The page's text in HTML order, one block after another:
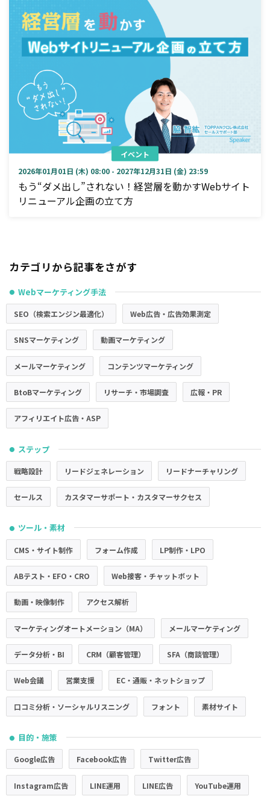
イベント
2026年01月01日 (木) 08:00 - 2027年12月31日 (金) 23:59
もう“ダメ出し”されない！経営層を動かすWebサイト
リニューアル企画の立て方
カテゴリから記事をさがす
● Webマーケティング手法
SEO（検索エンジン最適化） Web広告・広告効果測定
SNSマーケティング 動画マーケティング
メールマーケティング コンテンツマーケティング
BtoBマーケティング リサーチ・市場調査 広報・PR
アフィリエイト広告・ASP
● ステップ
戦略設計 リードジェネレーション リードナーチャリング
セールス カスタマーサポート・カスタマーサクセス
● ツール・素材
CMS・サイト制作 フォーム作成 LP制作・LPO
ABテスト・EFO・CRO Web接客・チャットボット
動画・映像制作 アクセス解析
マーケティングオートメーション（MA） メールマーケティング
データ分析・BI CRM（顧客管理） SFA（商談管理）
Web会議 営業支援 EC・通販・ネットショップ
口コミ分析・ソーシャルリスニング フォント 素材サイト
● 目的・施策
Google広告 Facebook広告 Twitter広告
Instagram広告 LINE運用 LINE広告 YouTube運用